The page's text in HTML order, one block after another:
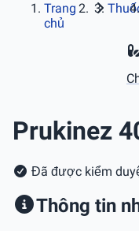
Trang
chủ
Prukinez
Đã được kiểm
Thông tin